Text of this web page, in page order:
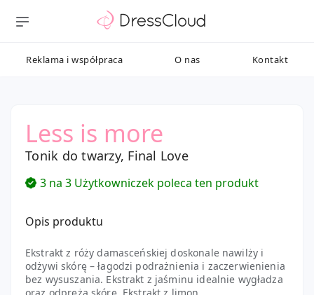
Reklama i współpraca O nas Kontakt
Less is more
Tonik do twarzy, Final Love
3 na 3 Użytkowniczek poleca ten produkt
Opis produktu
Ekstrakt z róży damasceńskiej doskonale nawilży i
odżywi skórę – łagodzi podrażnienia i zaczerwienienia
bez wysuszania. Ekstrakt z jaśminu idealnie wygładza